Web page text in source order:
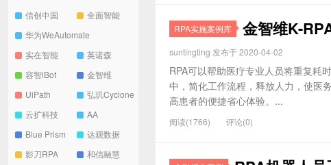
信创中国
全面智能
华为WeAutomate
实在智能
英诺森
容智iBot
金智维
UiPath
弘玑Cyclone
云扩科技
AA
Blue Prism
达观数据
影刀RPA
和信融慧
RPA实施案例库 金智维K-
suntingting 发布于 2020-04-02
RPA可以帮助医疗专业人员将重复耗
中，简化工作流程，释放人力，使医
高患者的便捷省心体验。...
阅读(1766) 评论(0)